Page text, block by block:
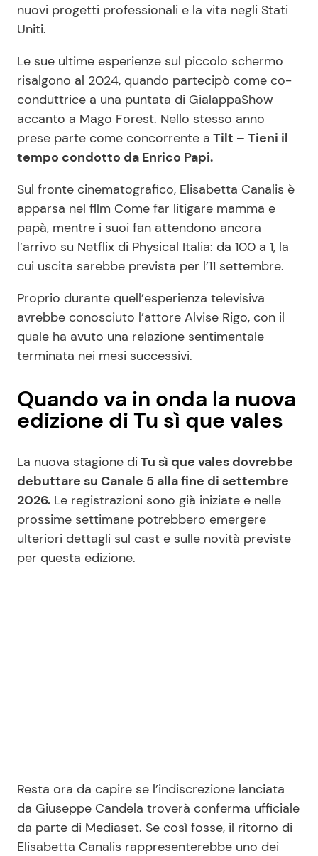
nuovi progetti professionali e la vita negli Stati
Uniti.
Le sue ultime esperienze sul piccolo schermo
risalgono al 2024, quando partecipò come co-
conduttrice a una puntata di GialappaShow
accanto a Mago Forest. Nello stesso anno
prese parte come concorrente a Tilt – Tieni il
tempo condotto da Enrico Papi.
Sul fronte cinematografico, Elisabetta Canalis è
apparsa nel film Come far litigare mamma e
papà, mentre i suoi fan attendono ancora
l’arrivo su Netflix di Physical Italia: da 100 a 1, la
cui uscita sarebbe prevista per l’11 settembre.
Proprio durante quell’esperienza televisiva
avrebbe conosciuto l’attore Alvise Rigo, con il
quale ha avuto una relazione sentimentale
terminata nei mesi successivi.
Quando va in onda la nuova
edizione di Tu sì que vales
La nuova stagione di Tu sì que vales dovrebbe
debuttare su Canale 5 alla fine di settembre
2026. Le registrazioni sono già iniziate e nelle
prossime settimane potrebbero emergere
ulteriori dettagli sul cast e sulle novità previste
per questa edizione.
Resta ora da capire se l’indiscrezione lanciata
da Giuseppe Candela troverà conferma ufficiale
da parte di Mediaset. Se così fosse, il ritorno di
Elisabetta Canalis rappresenterebbe uno dei